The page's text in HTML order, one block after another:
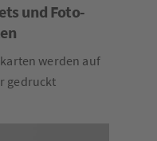
und Foto-
werden auf
gedruckt